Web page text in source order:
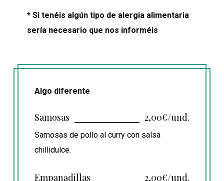
* Si tenéis algún tipo de alergia alimentaria
sería necesario que nos informéis
Algo diferente
Samosas 2,00€/und.
Samosas de pollo al curry con salsa
chillidulce.
Empanadillas 2,00€/und.